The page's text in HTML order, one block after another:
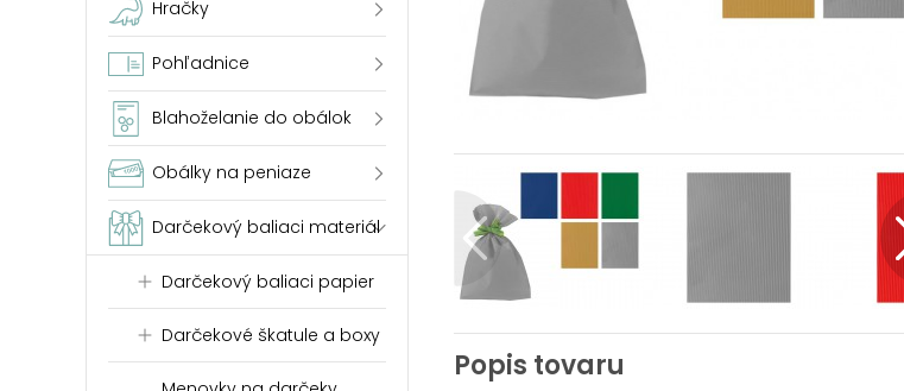
Hračky
Pohľadnice
Blahoželanie do obálok
Obálky na peniaze
Darčekový baliaci materiál
Darčekový baliaci papier
Darčekové škatule a boxy
Popis tovaru